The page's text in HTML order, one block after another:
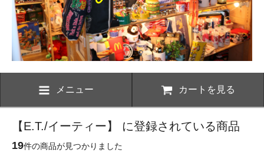
メニュー カートを見る
【E.T./イーティー】 に登録されている商品
19件の商品が見つかりました